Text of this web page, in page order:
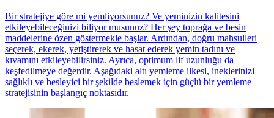
Bir stratejiye göre mi yemliyorsunuz? Ve yeminizin kalitesini
etkileyebileceğinizi biliyor musunuz? Her şey toprağa ve besin
maddelerine özen göstermekle başlar. Ardından, doğru mahsulleri
seçerek, ekerek, yetiştirerek ve hasat ederek yemin tadını ve
kıvamını etkileyebilirsiniz. Ayrıca, optimum lif uzunluğu da
keşfedilmeye değerdir. Aşağıdaki altı yemleme ilkesi, ineklerinizi
sağlıklı ve besleyici bir şekilde beslemek için güçlü bir yemleme
stratejisinin başlangıç noktasıdır.